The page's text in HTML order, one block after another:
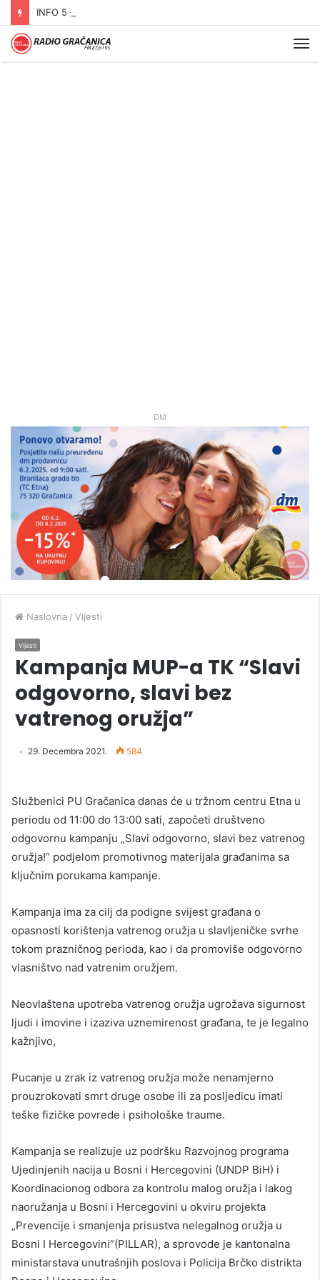
INFO 5 – 04.08.2026.
DM
Naslovna / Vijesti
Vijesti
Kampanja MUP-a TK “Slavi
odgovorno, slavi bez
vatrenog oružja”
29. Decembra 2021. 584
Službenici PU Gračanica danas će u tržnom centru Etna u
periodu od 11:00 do 13:00 sati, započeti društveno
odgovornu kampanju „Slavi odgovorno, slavi bez vatrenog
oružja!“ podjelom promotivnog materijala građanima sa
ključnim porukama kampanje.
Kampanja ima za cilj da podigne svijest građana o
opasnosti korištenja vatrenog oružja u slavljeničke svrhe
tokom prazničnog perioda, kao i da promoviše odgovorno
vlasništvo nad vatrenim oružjem.
Neovlaštena upotreba vatrenog oružja ugrožava sigurnost
ljudi i imovine i izaziva uznemirenost građana, te je legalno
kažnjivo,
Pucanje u zrak iz vatrenog oružja može nenamjerno
prouzrokovati smrt druge osobe ili za posljedicu imati
teške fizičke povrede i psihološke traume.
Kampanja se realizuje uz podršku Razvojnog programa
Ujedinjenih nacija u Bosni i Hercegovini (UNDP BiH) i
Koordinacionog odbora za kontrolu malog oružja i lakog
naoružanja u Bosni i Hercegovini u okviru projekta
„Prevencije i smanjenja prisustva nelegalnog oružja u
Bosni I Hercegovini”(PILLAR), a sprovode je kantonalna
ministarstava unutrašnjih poslova i Policija Brčko distrikta